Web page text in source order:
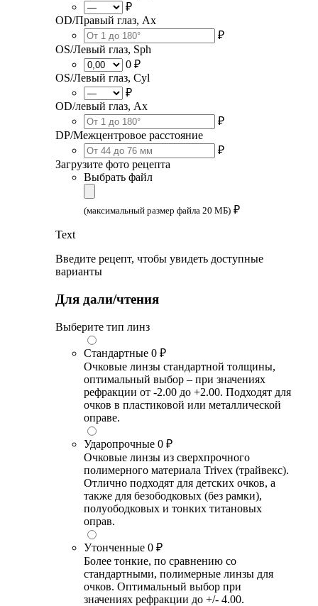
₽
OD/Правый глаз, Ax
₽
OS/Левый глаз, Sph
0 ₽
OS/Левый глаз, Cyl
₽
OD/левый глаз, Ax
₽
DP/Межцентровое расстояние
₽
Загрузите фото рецепта
Выбрать файл
(максимальный размер файла 20 МБ) ₽
Text
Введите рецепт, чтобы увидеть доступные
варианты
Для дали/чтения
Выберите тип линз
Стандартные 0 ₽
Очковые линзы стандартной толщины,
оптимальный выбор – при значениях
рефракции от -2.00 до +2.00. Подходят для
очков в пластиковой или металлической
оправе.
Ударопрочные 0 ₽
Очковые линзы из сверхпрочного
полимерного материала Trivex (трайвекс).
Отлично подходят для детских очков, а
также для безободковых (без рамки),
полуободковых и тонких титановых
оправ.
Утонченные 0 ₽
Более тонкие, по сравнению со
стандартными, полимерные линзы для
очков. Оптимальный выбор при
значениях рефракции до +/- 4.00.